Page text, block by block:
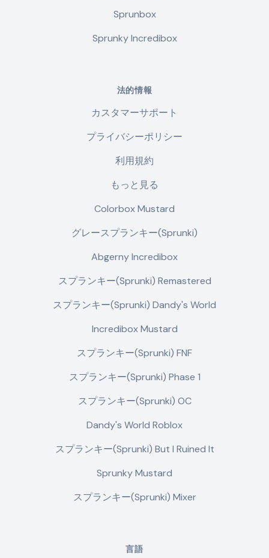
Sprunbox
Sprunky Incredibox
法的情報
カスタマーサポート
プライバシーポリシー
利用規約
もっと見る
Colorbox Mustard
グレースプランキー(Sprunki)
Abgerny Incredibox
スプランキー(Sprunki) Remastered
スプランキー(Sprunki) Dandy's World
Incredibox Mustard
スプランキー(Sprunki) FNF
スプランキー(Sprunki) Phase 1
スプランキー(Sprunki) OC
Dandy's World Roblox
スプランキー(Sprunki) But I Ruined It
Sprunky Mustard
スプランキー(Sprunki) Mixer
言語